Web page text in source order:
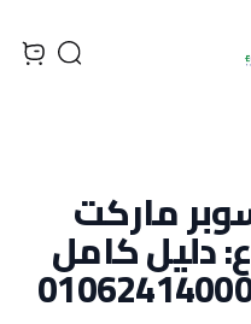
Search
bag
ماركت
دليل كامل